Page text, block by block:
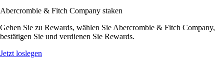
Abercrombie & Fitch Company staken
Gehen Sie zu Rewards, wählen Sie Abercrombie & Fitch Company,
bestätigen Sie und verdienen Sie Rewards.
Jetzt loslegen